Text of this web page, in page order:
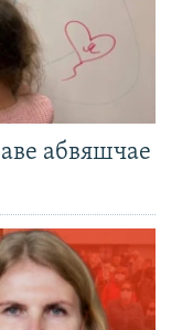
абвяшчае